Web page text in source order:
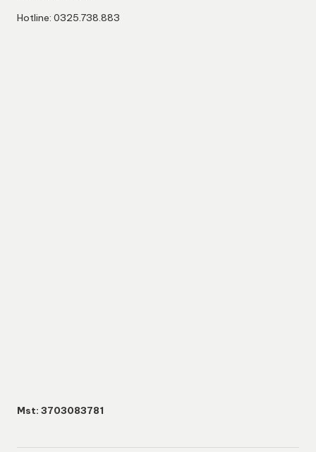
Hotline: 0325.738.883
Mst: 3703083781